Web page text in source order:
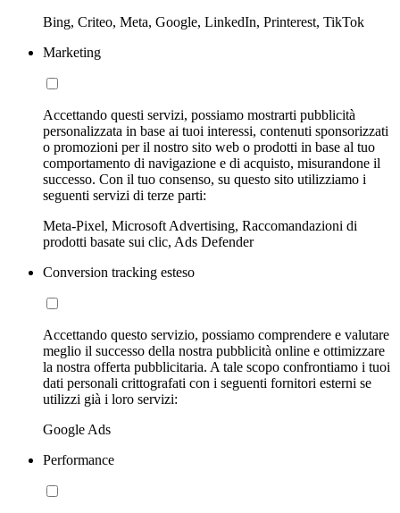
Bing, Criteo, Meta, Google, LinkedIn, Printerest, TikTok
Marketing
Accettando questi servizi, possiamo mostrarti pubblicità
personalizzata in base ai tuoi interessi, contenuti sponsorizzati
o promozioni per il nostro sito web o prodotti in base al tuo
comportamento di navigazione e di acquisto, misurandone il
successo. Con il tuo consenso, su questo sito utilizziamo i
seguenti servizi di terze parti:
Meta-Pixel, Microsoft Advertising, Raccomandazioni di
prodotti basate sui clic, Ads Defender
Conversion tracking esteso
Accettando questo servizio, possiamo comprendere e valutare
meglio il successo della nostra pubblicità online e ottimizzare
la nostra offerta pubblicitaria. A tale scopo confrontiamo i tuoi
dati personali crittografati con i seguenti fornitori esterni se
utilizzi già i loro servizi:
Google Ads
Performance